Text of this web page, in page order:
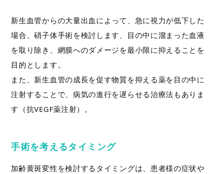
新生血管からの大量出血によって、急に視力が低下した
場合、硝子体手術を検討します、目の中に溜まった血液
を取り除き、網膜へのダメージを最小限に抑えることを
目的とします。
また、新生血管の成長を促す物質を抑える薬を目の中に
注射することで、病気の進行を遅らせる治療法もありま
す（抗VEGF薬注射）。
手術を考えるタイミング
加齢黄斑変性を検討するタイミングは、患者様の症状や